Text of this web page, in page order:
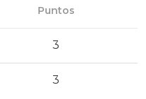
Puntos
3
3